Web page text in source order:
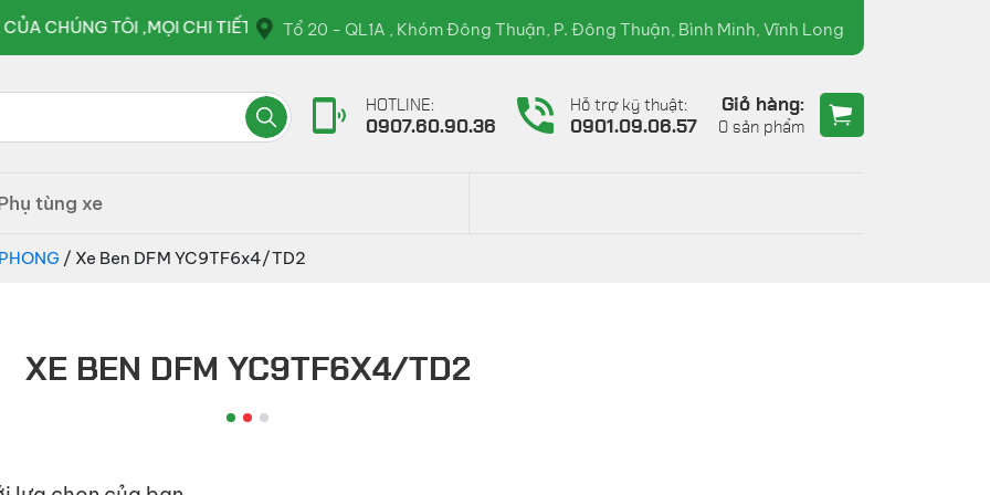
TÔI ,MỌI CHI TIẾT VUI LÒNG LIÊN HỆ QUA HOTLINE : 0907.60.90.36 ( TRƯỜNG XUÂN )
Tổ 20 - QL1A , Khóm Đông Thuận, P. Đông Thuận, Bình Minh, Vĩnh Long
HOTLINE:
0907.60.90.36
Hỗ trợ kỹ thuật:
0901.09.06.57
Giỏ hàng:
0 sản phẩm
tùng xe
/ Xe Ben DFM YC9TF6x4/TD2
XE BEN DFM YC9TF6X4/TD2